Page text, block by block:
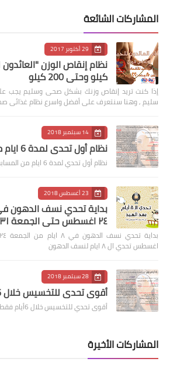
المشاركات الشائعة
29 أكتوبر 2017
كيلو وحتى 200 كيلو
إذا كنت تريد إنقاص وزنك بشكل صحى وسليم يجب
سليم , وهنا سنتعرف على أفضل واسرع نظام غذائى
14 سبتمبر 2018
نظام أول تحدي لمدة 6 ايام من المسابقة
نظام أول تحدي لمدة 6 ايام من المسابقة نظام بداية التحدي
23 أغسطس 2018
٢٤ اغسطس حتى الجمعة ٣١ اغسطس
اغسطس تحدي ال ٨ ايام لنسف الدهون
28 سبتمبر 2018
أقوى تحدي للتخسيس خلال 6أيام فقط
أقوى تحدي للتخسيس خلال 6أيام فقط التحدي القوي
المشاركات الأخيرة